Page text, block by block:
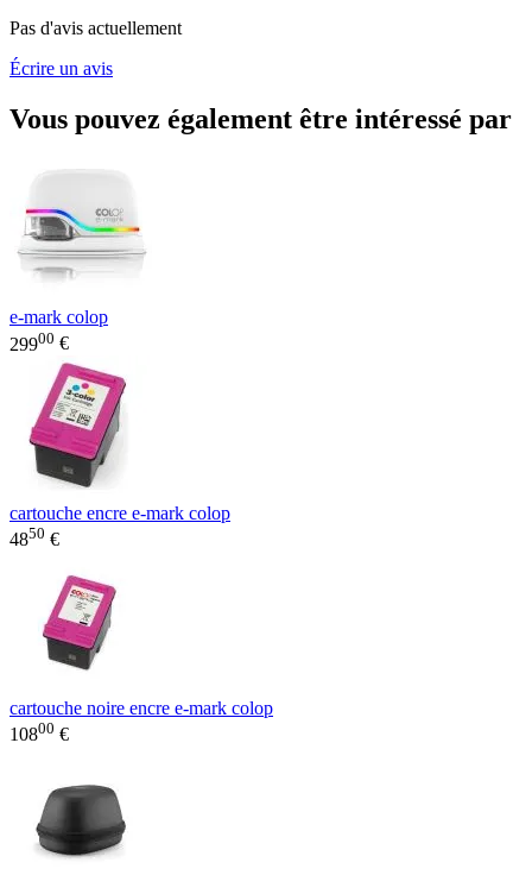
Pas d'avis actuellement
Écrire un avis
Vous pouvez également être intéressé par
e-mark colop
29900 €
cartouche encre e-mark colop
4850 €
cartouche noire encre e-mark colop
10800 €